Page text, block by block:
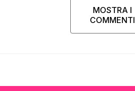
MOSTRA I
COMMENTI